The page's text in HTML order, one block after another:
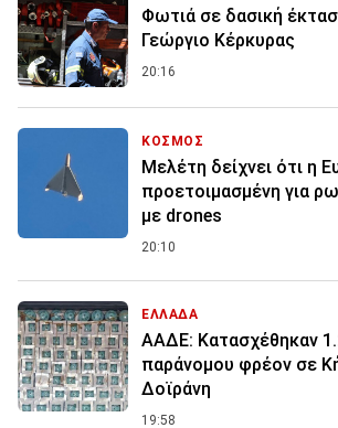
Φωτιά σε δασική
Γεώργιο Κέρκυρας
20:16
ΚΟΣΜΟΣ
Μελέτη δείχνει ότι η
προετοιμασμένη για
με drones
20:10
ΕΛΛΑΔΑ
ΑΑΔΕ: Κατασχέθηκαν
παράνομου φρέον σε
Δοϊράνη
19:58